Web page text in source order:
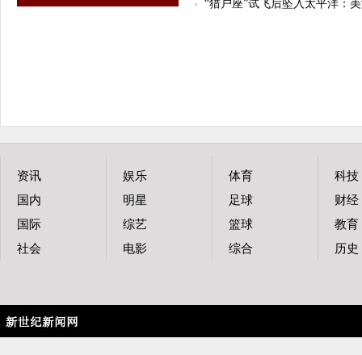
“猎户座”试飞后坠入太平洋：
资讯
国内
国际
社会
娱乐
明星
综艺
电影
体育
足球
篮球
综合
科技
财经
教育
历史